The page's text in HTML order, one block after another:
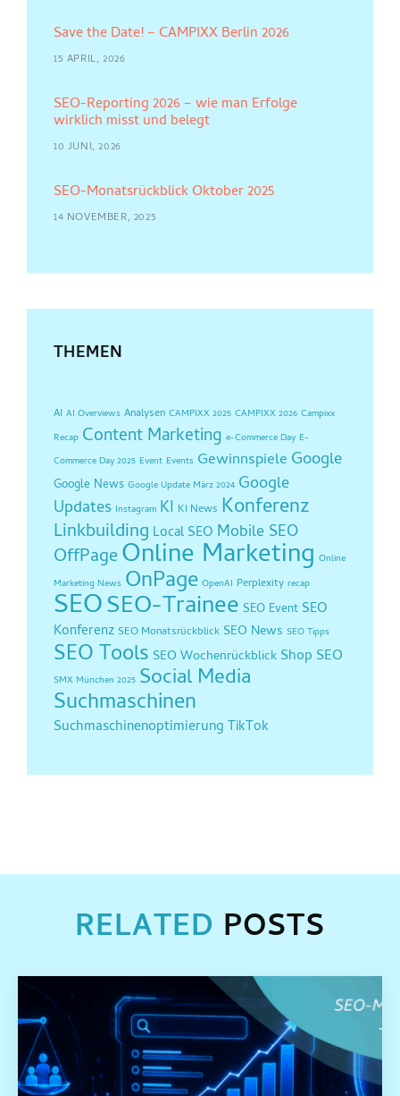
Save the Date! – CAMPIXX Berlin 2026
15 APRIL, 2026
SEO-Reporting 2026 – wie man Erfolge
wirklich misst und belegt
10 JUNI, 2026
SEO-Monatsrückblick Oktober 2025
14 NOVEMBER, 2025
THEMEN
AI AI Overviews Analysen CAMPIXX 2025 CAMPIXX 2026 Campixx
Recap Content Marketing e-Commerce Day E-
Commerce Day 2025 Event Events Gewinnspiele Google
Google News Google Update März 2024 Google
Updates Instagram KI KI News Konferenz
Linkbuilding Local SEO Mobile SEO
OffPageOnline Marketing Online
Marketing News OnPage OpenAI Perplexity recap
SEOSEO-Trainee SEO Event SEO
Konferenz SEO Monatsrückblick SEO News SEO Tipps
SEO Tools SEO Wochenrückblick Shop SEO
SMX München 2025 Social Media
Suchmaschinen
Suchmaschinenoptimierung TikTok
RELATED POSTS